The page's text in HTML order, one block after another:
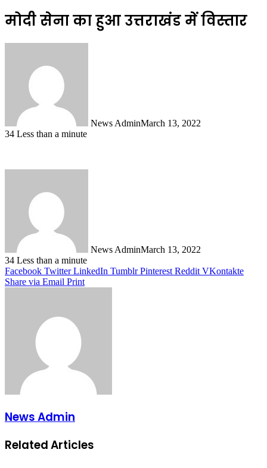
मोदी सेना का हुआ उत्तराखंड में विस्तार
News AdminMarch 13, 2022
34 Less than a minute
News AdminMarch 13, 2022
34 Less than a minute
Facebook Twitter LinkedIn Tumblr Pinterest Reddit VKontakte
Share via Email Print
News Admin
Related Articles